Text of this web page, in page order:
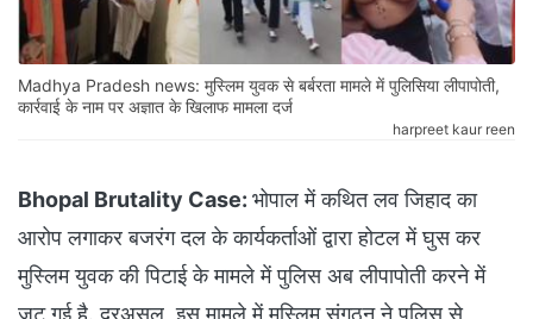
Madhya Pradesh news: मुस्लिम युवक से बर्बरता मामले में पुलिसिया लीपापोती,
कार्रवाई के नाम पर अज्ञात के खिलाफ मामला दर्ज
harpreet kaur reen
Bhopal Brutality Case: भोपाल में कथित लव जिहाद का
आरोप लगाकर बजरंग दल के कार्यकर्ताओं द्वारा होटल में घुस कर
मुस्लिम युवक की पिटाई के मामले में पुलिस अब लीपापोती करने में
जुट गई है. दरअसल, इस मामले में मुस्लिम संगठन ने पुलिस से